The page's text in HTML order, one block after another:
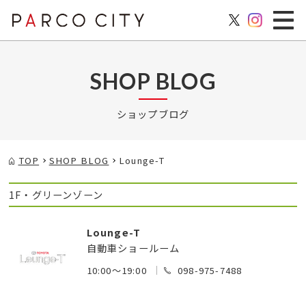
SHOP BLOG
ショップブログ
TOP SHOP BLOG Lounge-T
1F・グリーンゾーン
Lounge-T
自動車ショールーム
10:00～19:00 098-975-7488